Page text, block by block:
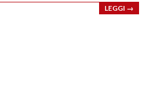
LEGGI →